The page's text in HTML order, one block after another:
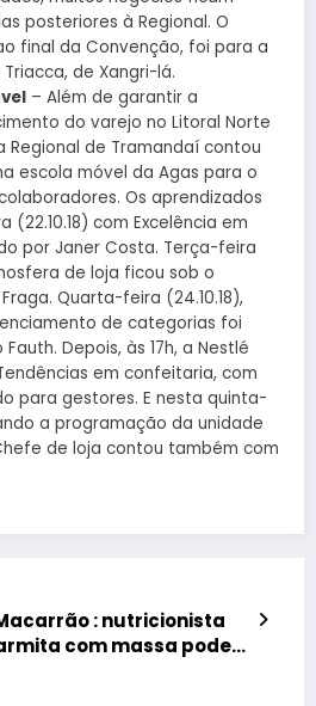
posteriores à Regional. O
final da Convenção, foi para a
de Xangri-lá.
– Além de garantir a
do varejo no Litoral Norte
Regional de Tramandaí contou
escola móvel da Agas para o
Os aprendizados
com Excelência em
por Janer Costa. Terça-feira
de loja ficou sob o
Quarta-feira (24.10.18),
de categorias foi
Depois, às 17h, a Nestlé
em confeitaria, com
para gestores. E nesta quinta-
a programação da unidade
de loja contou também com
: nutricionista
com massa pode